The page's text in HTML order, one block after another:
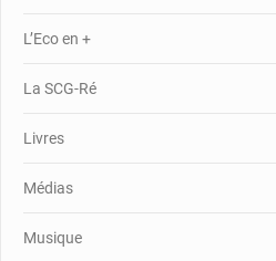
L’Eco en +
La SCG-Ré
Livres
Médias
Musique